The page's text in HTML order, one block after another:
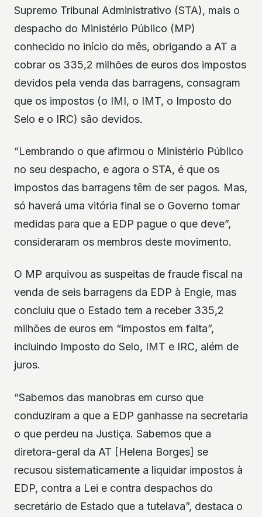
Supremo Tribunal Administrativo (STA), mais o
despacho do Ministério Público (MP)
conhecido no início do mês, obrigando a AT a
cobrar os 335,2 milhões de euros dos impostos
devidos pela venda das barragens, consagram
que os impostos (o IMI, o IMT, o Imposto do
Selo e o IRC) são devidos.
“Lembrando o que afirmou o Ministério Público
no seu despacho, e agora o STA, é que os
impostos das barragens têm de ser pagos. Mas,
só haverá uma vitória final se o Governo tomar
medidas para que a EDP pague o que deve”,
consideraram os membros deste movimento.
O MP arquivou as suspeitas de fraude fiscal na
venda de seis barragens da EDP à Engie, mas
concluiu que o Estado tem a receber 335,2
milhões de euros em “impostos em falta”,
incluindo Imposto do Selo, IMT e IRC, além de
juros.
“Sabemos das manobras em curso que
conduziram a que a EDP ganhasse na secretaria
o que perdeu na Justiça. Sabemos que a
diretora-geral da AT [Helena Borges] se
recusou sistematicamente a liquidar impostos à
EDP, contra a Lei e contra despachos do
secretário de Estado que a tutelava”, destaca o